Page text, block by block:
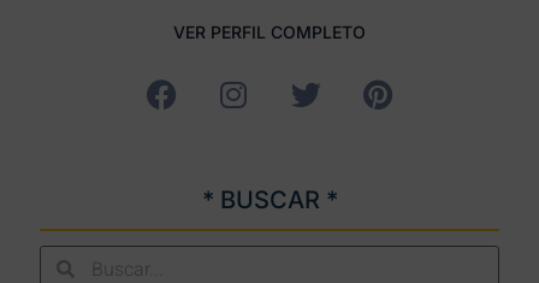
VER PERFIL COMPLETO
* BUSCAR *